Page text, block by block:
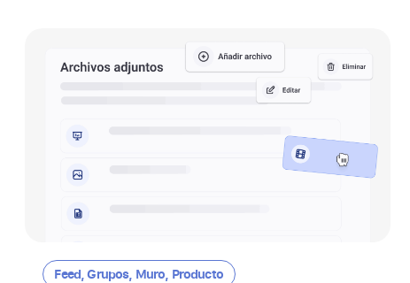
Feed ,Grupos, Muro Producto